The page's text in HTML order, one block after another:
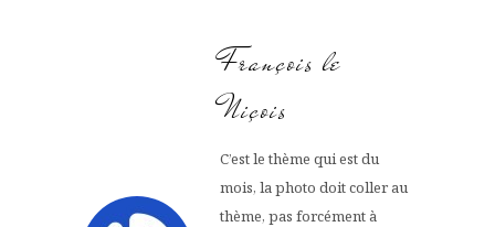
François le
Niçois
C’est le thème qui est du
mois, la photo doit coller au
thème, pas forcément à
FLUX INSTA
Suivre sur Instagram